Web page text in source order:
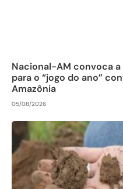
Nacional-AM convoca
para o “jogo do ano”
Amazônia
05/08/2026